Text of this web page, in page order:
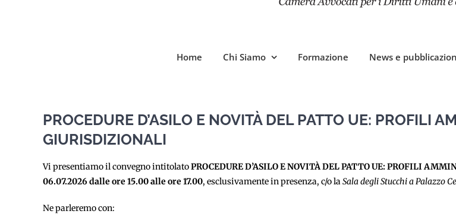
Home Chi Siamo Formazione News e
PROCEDURE D’ASILO E NOVITÀ DEL PATTO UE: PROFILI
GIURISDIZIONALI
Vi presentiamo il convegno intitolatoPROCEDURE D’ASILO E NOVITÀ DEL PATTO UE: PROFILI
06.07.2026 dalle ore 15.00 alle ore 17.00, esclusivamente in presenza, c/o laSala degli Stucchi a Palazzo
Ne parleremo con: